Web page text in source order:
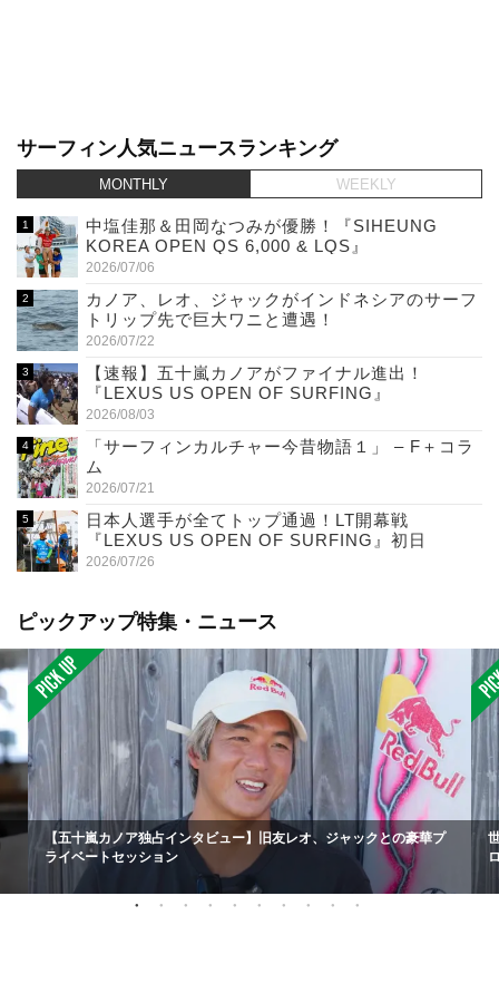
サーフィン人気ニュースランキング
MONTHLY WEEKLY
中塩佳那＆田岡なつみが優勝！『SIHEUNG
KOREA OPEN QS 6,000 & LQS』
2026/07/06
カノア、レオ、ジャックがインドネシアのサーフ
トリップ先で巨大ワニと遭遇！
2026/07/22
【速報】五十嵐カノアがファイナル進出！
『LEXUS US OPEN OF SURFING』
2026/08/03
「サーフィンカルチャー今昔物語１」 – F＋コラ
ム
2026/07/21
日本人選手が全てトップ通過！LT開幕戦
『LEXUS US OPEN OF SURFING』初日
2026/07/26
ピックアップ特集・ニュース
【五十嵐カノア独占インタビュー】旧友レオ、ジャックとの豪華プ
ライベートセッション